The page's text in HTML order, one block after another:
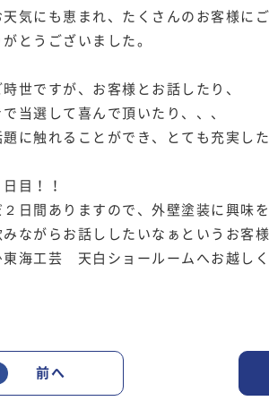
天気にも恵まれ、たくさんのお客様に
とうございました。
世ですが、お客様とお話したり、
で当選して喜んで頂いたり、、、
題に触れることができ、とても充実し
目！！
２日間ありますので、外壁塗装に興味
ながらお話ししたいなぁというお客様
東海工芸 天白ショールームへお越し
前へ